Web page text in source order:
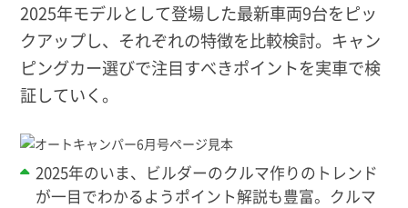
2025年モデルとして登場した最新車両9台をピッ
クアップし、それぞれの特徴を比較検討。キャン
ピングカー選びで注目すべきポイントを実車で検
証していく。
2025年のいま、ビルダーのクルマ作りのトレンド
が一目でわかるようポイント解説も豊富。クルマ